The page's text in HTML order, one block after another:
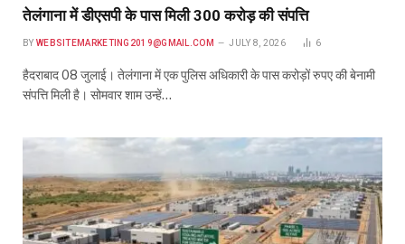
तेलंगाना में डीएसपी के पास मिली 300 करोड़ की संपत्ति
BY WEBSITEMARKETING2019@GMAIL.COM JULY 8, 2026 6
हैदराबाद 08 जुलाई। तेलंगाना में एक पुलिस अधिकारी के पास करोड़ों रुपए की बेनामी
संपत्ति मिली है। सोमवार शाम उन्हें…